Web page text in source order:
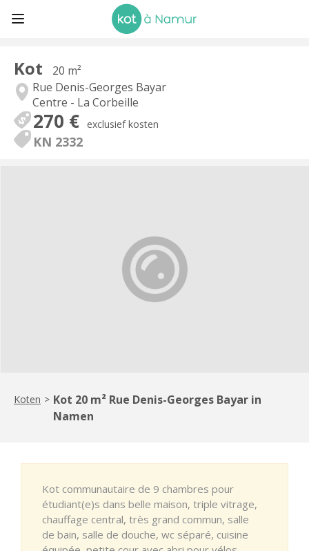
Kot
20 m²
Rue Denis-Georges Bayar
Centre - La Corbeille
270 € exclusief kosten
KN 2332
Koten > Kot 20 m² Rue Denis-Georges Bayar in
Namen
Kot communautaire de 9 chambres pour
étudiant(e)s dans belle maison, triple vitrage,
chauffage central, très grand commun, salle
de bain, salle de douche, wc séparé, cuisine